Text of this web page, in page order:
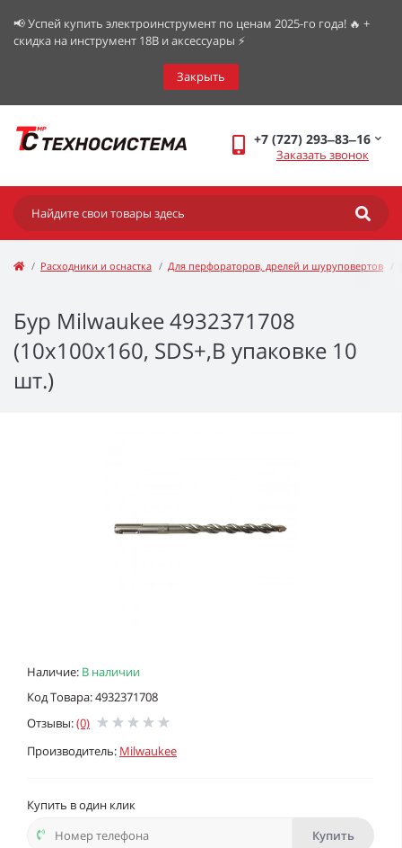
📢 Успей купить электроинструмент по ценам 2025-го года! 🔥 +
скидка на инструмент 18В и аксессуары ⚡️
Закрыть
+7 (727) 293‒83‒16
Заказать звонок
Расходники и оснастка Для перфораторов, дрелей и шуруповертов
Бур Milwaukee 4932371708
(10x100x160, SDS+,В упаковке 10
шт.)
Наличие: В наличии
Код Товара: 4932371708
Отзывы:(0)
Производитель: Milwaukee
Купить в один клик
Купить